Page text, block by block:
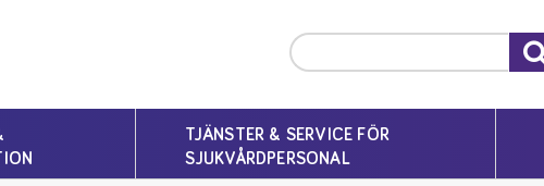
TJÄNSTER & SERVICE FÖR
SJUKVÅRDPERSONAL